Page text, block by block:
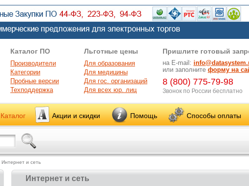
Каталог ПО
Производители
Категории
Пробные версии
Техподдержка
Льготные цены
Для образования
Для медицины
Для гос. организаций
Для всех юр. лиц
Пришлите готовый
на E-mail:
или заполните форму на
8 (800) 775-79-98
Звонок по России бесплатно
Каталог Акции и скидки Помощь Способы оплаты
Интернет и сеть
Интернет и сеть